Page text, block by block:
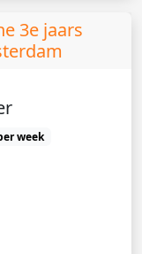
3e jaars
week